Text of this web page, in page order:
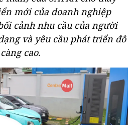
mới của doanh nghiệp
cảnh nhu cầu của người
và yêu cầu phát triển đô
cao.